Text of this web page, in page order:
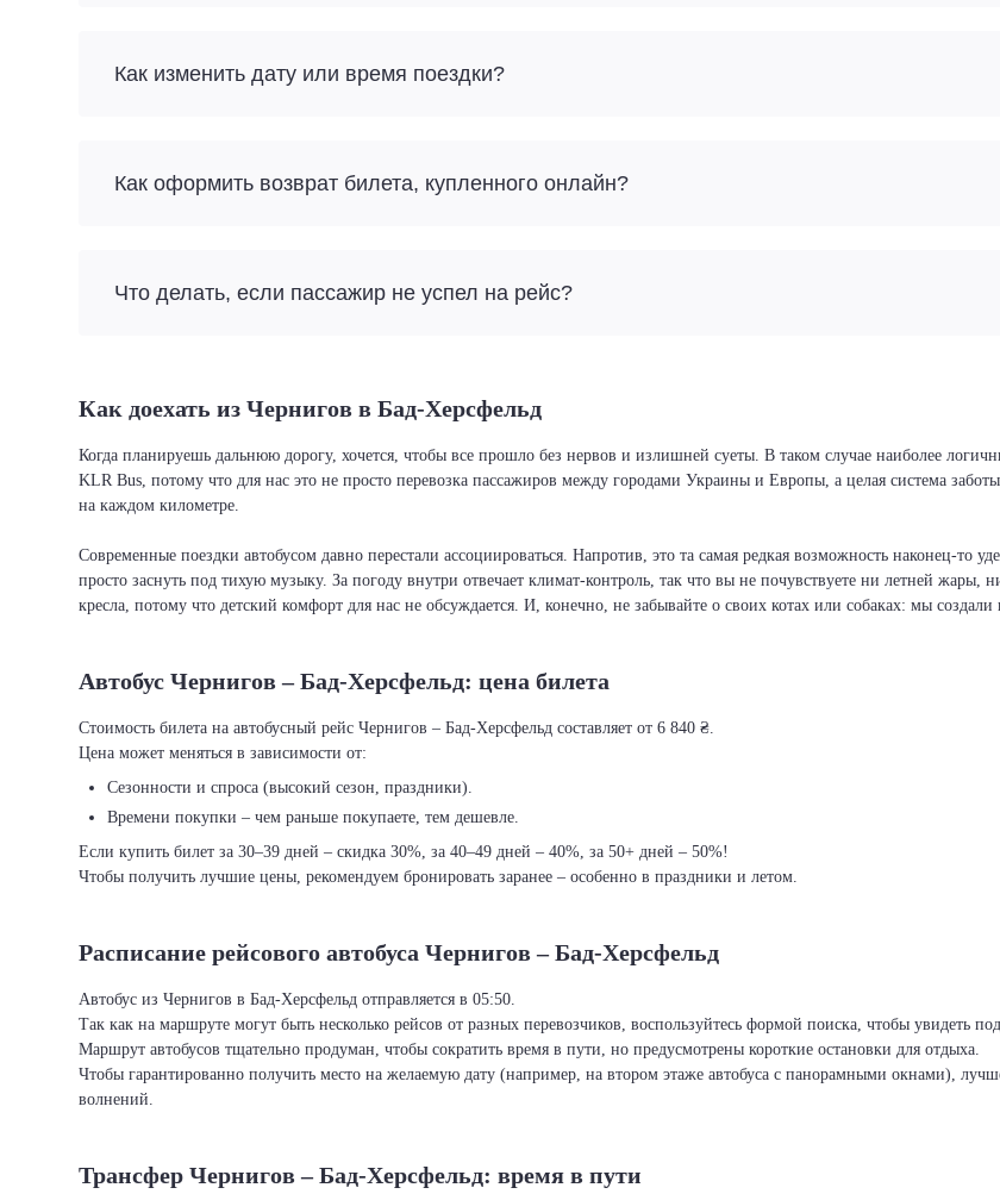
Как изменить дату или время поездки?
Как оформить возврат билета, купленного онлайн?
Что делать, если пассажир не успел на рейс?
Как доехать из Чернигов в Бад-Херсфельд
Когда планируешь дальнюю дорогу, хочется, чтобы все прошло без нервов и излишней суеты. В таком случае наиболее
KLR Bus, потому что для нас это не просто перевозка пассажиров между городами Украины и Европы, а целая система
на каждом километре.
Современные поездки автобусом давно перестали ассоциироваться. Напротив, это та самая редкая возможность наконец-то
просто заснуть под тихую музыку. За погоду внутри отвечает климат-контроль, так что вы не почувствуете ни летней
кресла, потому что детский комфорт для нас не обсуждается. И, конечно, не забывайте о своих котах или собаках: мы
Автобус Чернигов – Бад-Херсфельд: цена билета
Стоимость билета на автобусный рейс Чернигов – Бад-Херсфельд составляет от 6 840 ₴.
Цена может меняться в зависимости от:
Сезонности и спроса (высокий сезон, праздники).
Времени покупки – чем раньше покупаете, тем дешевле.
Если купить билет за 30–39 дней – скидка 30%, за 40–49 дней – 40%, за 50+ дней – 50%!
Чтобы получить лучшие цены, рекомендуем бронировать заранее – особенно в праздники и летом.
Расписание рейсового автобуса Чернигов – Бад-Херсфельд
Автобус из Чернигов в Бад-Херсфельд отправляется в 05:50.
Так как на маршруте могут быть несколько рейсов от разных перевозчиков, воспользуйтесь формой поиска, чтобы увидеть
Маршрут автобусов тщательно продуман, чтобы сократить время в пути, но предусмотрены короткие остановки для отдыха.
Чтобы гарантированно получить место на желаемую дату (например, на втором этаже автобуса с панорамными окнами),
волнений.
Трансфер Чернигов – Бад-Херсфельд: время в пути